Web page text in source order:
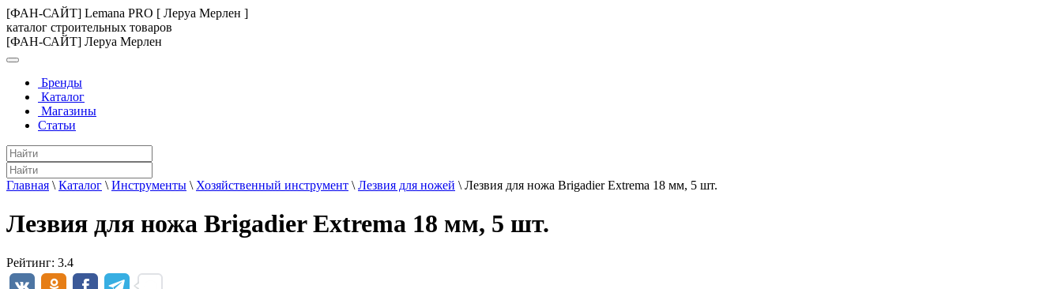
[ФАН-САЙТ] Lemana PRO [ Леруа Мерлен ]
каталог строительных товаров
[ФАН-САЙТ] Леруа Мерлен
Бренды
Каталог
Магазины
Статьи
Главная \ Каталог \ Инструменты \ Хозяйственный инструмент \ Лезвия для ножей \ Лезвия для ножа Brigadier Extrema 18 мм, 5 шт.
Лезвия для ножа Brigadier Extrema 18 мм, 5 шт.
Рейтинг: 3.4